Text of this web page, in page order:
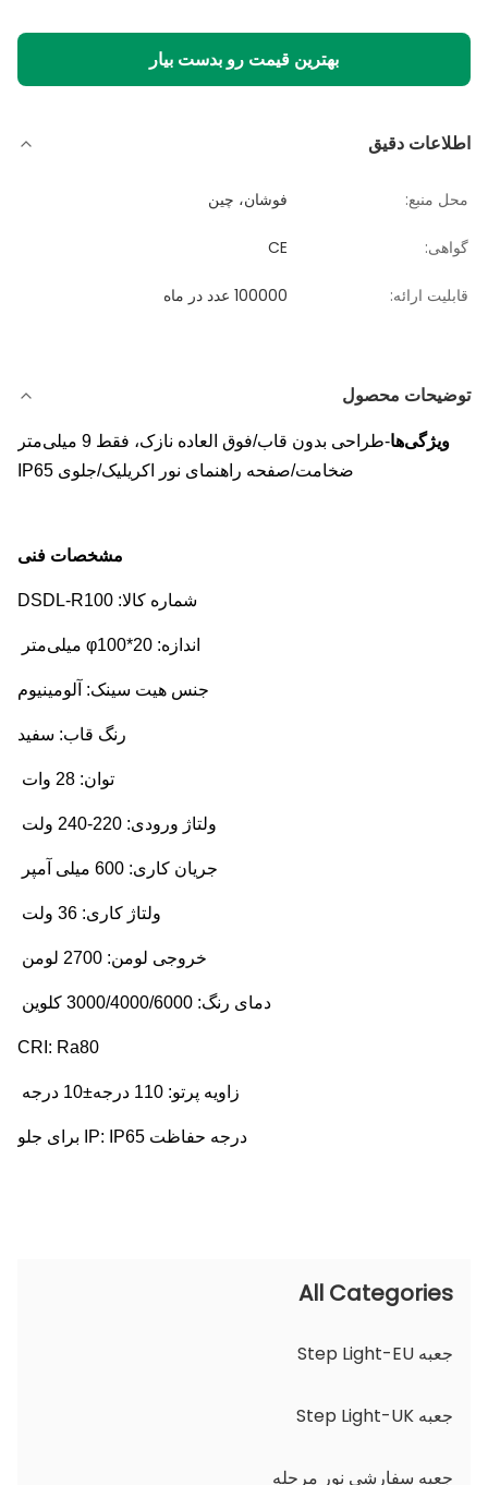
بهترین قیمت رو بدست بیار
اطلاعات دقیق
محل منبع: فوشان، چین
گواهی: CE
قابلیت ارائه: 100000 عدد در ماه
توضیحات محصول
ویژگی‌ها
-طراحی بدون قاب/فوق العاده نازک، فقط 9 میلی‌متر
ضخامت/صفحه راهنمای نور اکریلیک/جلوی IP65
مشخصات فنی
شماره کالا: DSDL-R100
اندازه: φ100*20 میلی‌متر
جنس هیت سینک: آلومینیوم
رنگ قاب: سفید
توان: 28 وات
ولتاژ ورودی: 220-240 ولت
جریان کاری: 600 میلی آمپر
ولتاژ کاری: 36 ولت
خروجی لومن: 2700 لومن
دمای رنگ: 3000/4000/6000 کلوین
CRI: Ra80
زاویه پرتو: 110 درجه±10 درجه
درجه حفاظت IP: IP65 برای جلو
All Categories
جعبه Step Light-EU
جعبه Step Light-UK
جعبه سفارشی نور مرحله